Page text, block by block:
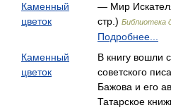
Каменный
цветок
— Мир
стр.) Библиотека
Подробнее...
Каменный
цветок
В книгу вошли
советского
Бажова и его
Татарское